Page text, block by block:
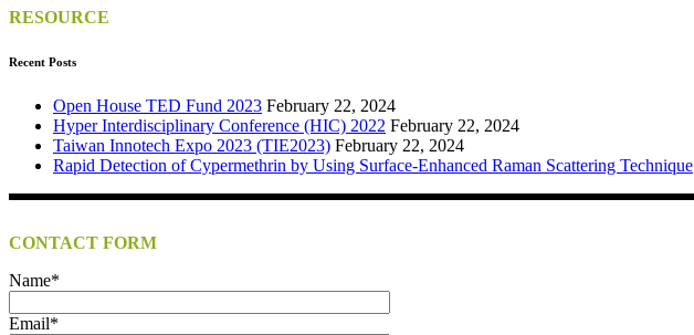
RESOURCE
Recent Posts
Open House TED Fund 2023 February 22, 2024
Hyper Interdisciplinary Conference (HIC) 2022 February 22, 2024
Taiwan Innotech Expo 2023 (TIE2023) February 22, 2024
Rapid Detection of Cypermethrin by Using Surface-Enhanced Raman Scattering Technique
CONTACT FORM
Name*
Email*